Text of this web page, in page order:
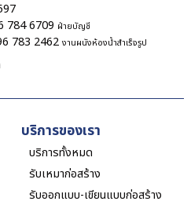
784 6709 ฝ่ายบัญชี
783 2462 งานผนังห้องน้ำสำเร็จรูป
บริการของเรา
บริการทั้งหมด
รับเหมาก่อสร้าง
รับออกแบบ-เขียนแบบก่อสร้าง